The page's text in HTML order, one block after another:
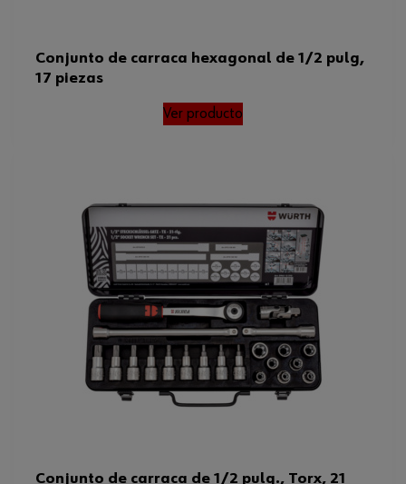
Conjunto de carraca hexagonal de 1/2 pulg,
17 piezas
Ver producto
Conjunto de carraca de 1/2 pulg., Torx, 21